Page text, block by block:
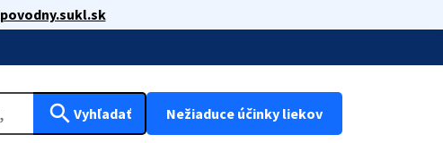
povodny.sukl.sk
search Vyhľadať Nežiaduce účinky liekov